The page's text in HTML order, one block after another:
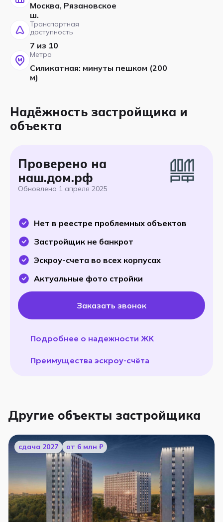
Москва, Рязановское
ш.
Транспортная
доступность
7 из 10
Метро
Силикатная: минуты пешком (200
м)
Надёжность застройщика и
объекта
Проверено на
наш.дом.рф
Обновлено 1 апреля 2025
Нет в реестре проблемных объектов
Застройщик не банкрот
Эскроу-счета во всех корпусах
Актуальные фото стройки
Заказать звонок
Подробнее о надежности ЖК
Преимущества эскроу-счёта
Другие объекты застройщика
cдача 2027 от 6 млн ₽